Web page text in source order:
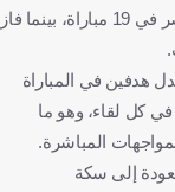
2008-2009، التقى الفريقان في 32 مواجهة، فاز النصر في 19 مباراة، بينما فاز
لاعبو النصر 64 هدفًا، بمعدل هدفين في المباراة
هدف في كل لقاء، وهو ما
المباشرة.
إلى سكة